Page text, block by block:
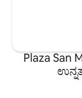
Plaza San